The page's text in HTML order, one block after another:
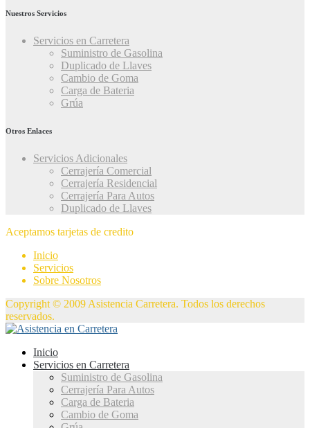
Nuestros Servicios
Servicios en Carretera
Suministro de Gasolina
Duplicado de Llaves
Cambio de Goma
Carga de Bateria
Grúa
Otros Enlaces
Servicios Adicionales
Cerrajería Comercial
Cerrajería Residencial
Cerrajería Para Autos
Duplicado de Llaves
Aceptamos tarjetas de credito
Inicio
Servicios
Sobre Nosotros
Copyright © 2009 Asistencia Carretera. Todos los derechos
reservados.
Inicio
Servicios en Carretera
Suministro de Gasolina
Cerrajería Para Autos
Carga de Bateria
Cambio de Goma